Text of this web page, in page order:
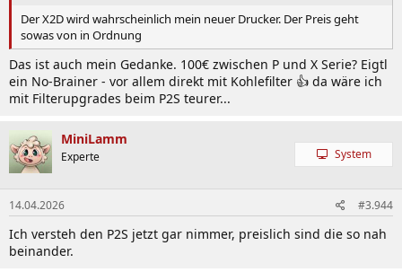
Der X2D wird wahrscheinlich mein neuer Drucker. Der Preis geht
sowas von in Ordnung
Das ist auch mein Gedanke. 100€ zwischen P und X Serie? Eigtl
ein No-Brainer - vor allem direkt mit Kohlefilter 👍 da wäre ich
mit Filterupgrades beim P2S teurer...
MiniLamm
Experte System
14.04.2026 #3.944
Ich versteh den P2S jetzt gar nimmer, preislich sind die so nah
beinander.